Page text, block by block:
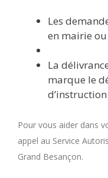
Les
en mairie ou
La
marque le
Pour vous aider dans
appel au Service
Grand Besançon.